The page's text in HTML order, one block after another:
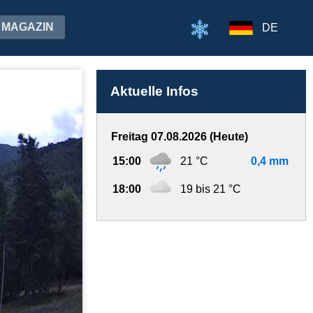
MAGAZIN DE
Aktuelle Infos
Freitag 07.08.2026 (Heute)
15:00 21 °C 0,4 mm
18:00 19 bis 21 °C